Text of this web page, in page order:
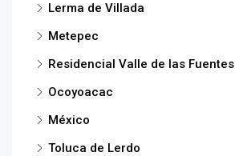
Lerma de Villada
Metepec
Residencial Valle de las Fuentes
Ocoyoacac
México
Toluca de Lerdo